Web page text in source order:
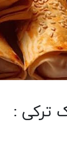
ترکی :